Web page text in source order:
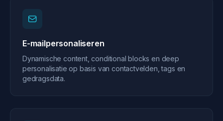
E-mailpersonaliseren
Dynamische content, conditional blocks en deep
personalisatie op basis van contactvelden, tags en
gedragsdata.